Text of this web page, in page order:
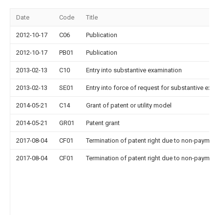
Date Code Title
2012-10-17 C06 Publication
2012-10-17 PB01 Publication
2013-02-13 C10 Entry into substantive examination
2013-02-13 SE01 Entry into force of request for substantive
2014-05-21 C14 Grant of patent or utility model
2014-05-21 GR01 Patent grant
2017-08-04 CF01 Termination of patent right due to non-
2017-08-04 CF01 Termination of patent right due to non-